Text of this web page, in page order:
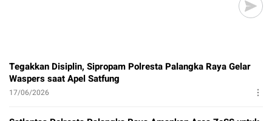
Tegakkan Disiplin, Sipropam Polresta Palangka Raya Gelar
Waspers saat Apel Satfung
17/06/2026